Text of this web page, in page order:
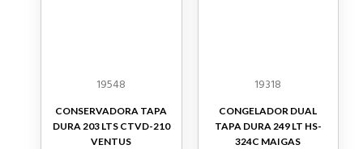
19548
CONSERVADORA TAPA
DURA 203 LTS CTVD-210
VENTUS
19318
CONGELADOR DUAL
TAPA DURA 249 LT HS-
324C MAIGAS